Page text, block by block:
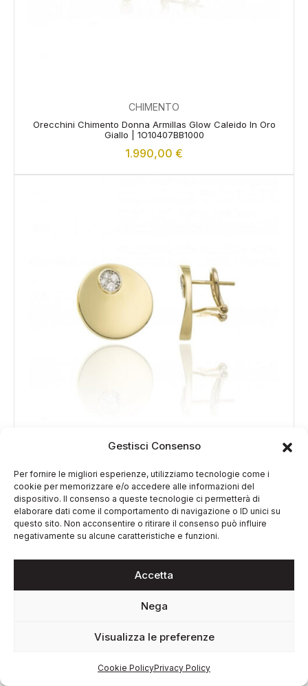
Gestisci Consenso
Per fornire le migliori esperienze, utilizziamo tecnologie come i
cookie per memorizzare e/o accedere alle informazioni del
dispositivo. Il consenso a queste tecnologie ci permetterà di
elaborare dati come il comportamento di navigazione o ID unici su
questo sito. Non acconsentire o ritirare il consenso può influire
negativamente su alcune caratteristiche e funzioni.
Accetta
Nega
Visualizza le preferenze
Cookie PolicyPrivacy Policy
CHIMENTO
Orecchini Chimento Donna Armillas Glow Caleido In Oro
Giallo | 1O10407BB1000
1.990,00 €
CHIMENTO
Orecchini Chimento Donna Armillas Glow In Oro Giallo |
1O10359BB1000
4.290,00 €